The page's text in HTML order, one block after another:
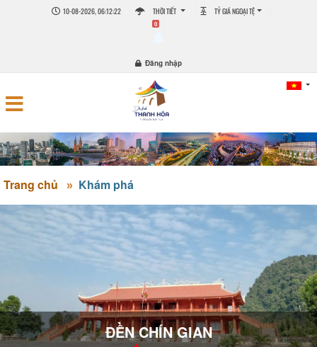
10-08-2026, 06:12:23 THỜI TIẾT TỶ GIÁ NGOẠI TỆ
0
Đăng nhập
Trang chủ Khám phá
ĐỀN CHÍN GIAN